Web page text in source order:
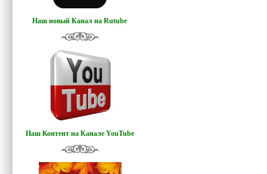
Наш новый Канал на Rutube
Наш Контент на Канале YouTube